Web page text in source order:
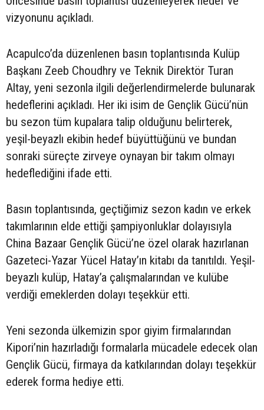
vizyonunu açıkladı.
Acapulco’da düzenlenen basın toplantısında Kulüp
Başkanı Zeeb Choudhry ve Teknik Direktör Turan
Altay, yeni sezonla ilgili değerlendirmelerde bulunarak
hedeflerini açıkladı. Her iki isim de Gençlik Gücü’nün
bu sezon tüm kupalara talip olduğunu belirterek,
yeşil-beyazlı ekibin hedef büyüttüğünü ve bundan
sonraki süreçte zirveye oynayan bir takım olmayı
hedeflediğini ifade etti.
Basın toplantısında, geçtiğimiz sezon kadın ve erkek
takımlarının elde ettiği şampiyonluklar dolayısıyla
China Bazaar Gençlik Gücü’ne özel olarak hazırlanan
Gazeteci-Yazar Yücel Hatay’ın kitabı da tanıtıldı. Yeşil-
beyazlı kulüp, Hatay’a çalışmalarından ve kulübe
verdiği emeklerden dolayı teşekkür etti.
Yeni sezonda ülkemizin spor giyim firmalarından
Kipori’nin hazırladığı formalarla mücadele edecek olan
Gençlik Gücü, firmaya da katkılarından dolayı teşekkür
ederek forma hediye etti.